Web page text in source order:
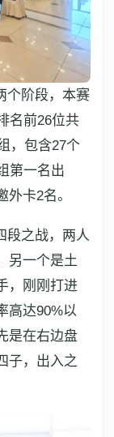
个阶段，本赛
名前26位共
，包含27个
第一名出
卡2名。
段之战，两人
另一个是土
，刚刚打进
高达90%以
是在右边盘
子，出入之